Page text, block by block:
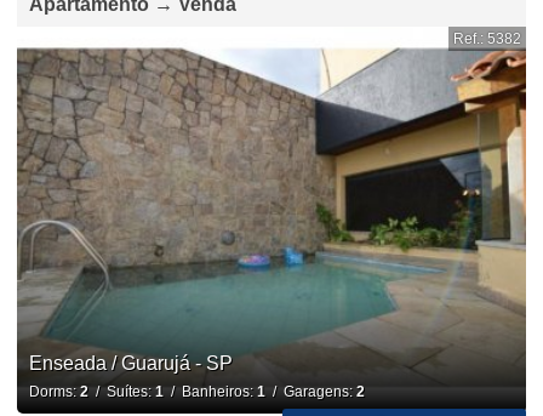
Ref.: 5382
Enseada / Guarujá - SP
Dorms: 2/ Suítes: 1/ Banheiros: 1/ Garagens: 2